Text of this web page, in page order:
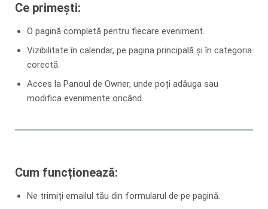
Ce primești:
O pagină completă pentru fiecare eveniment.
Vizibilitate în calendar, pe pagina principală și în categoria
corectă.
Acces la Panoul de Owner, unde poți adăuga sau
modifica evenimente oricând.
Cum funcționează:
Ne trimiți emailul tău din formularul de pe pagină.